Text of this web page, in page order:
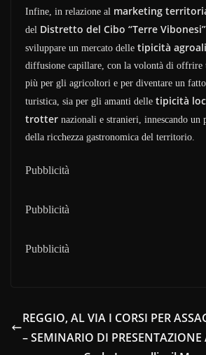
Infine, in relazione al marketing
del Distretto del Cibo “Terre Vibonesi”
sviluppare un mercato delle tipicità
diffusione capillare, con la volontà di offrire
più per gli agricoltori e per diventare un
turistica, sia per gli amanti delle tipicità
trotter nazionali e stranieri, innescando un
della ricchezza gastronomica del territorio.
Pubblicità
Pubblicità
Pubblicità
REGGIO, AL VIA I CORSI PER
– SEMINARIO DI